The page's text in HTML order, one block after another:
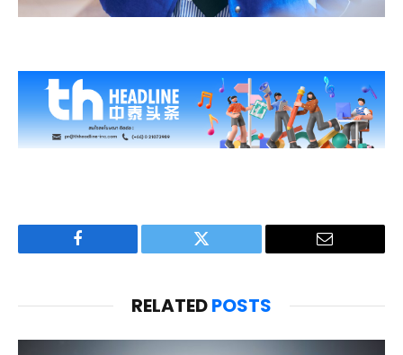
Facebook Twitter Email
RELATEDPOSTS